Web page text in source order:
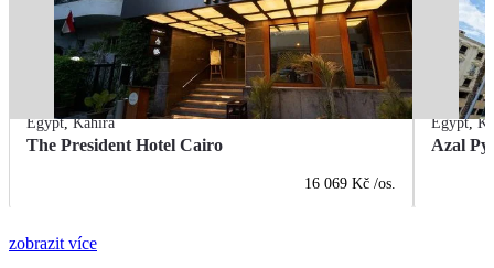
Egypt,Káhira
The President Hotel Cairo
16 069 Kč /os.
Egypt,
Azal
zobrazit více